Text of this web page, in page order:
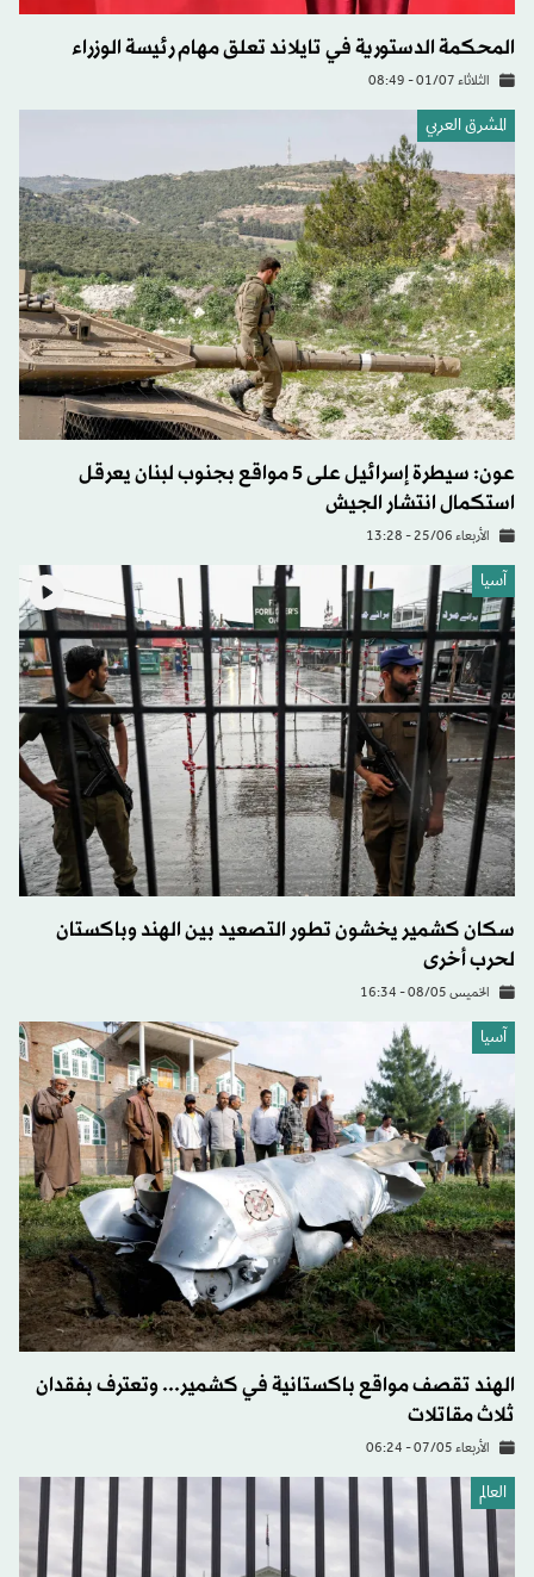
المحكمة الدستورية في تايلاند تعلق مهام رئيسة الوزراء
الثلاثاء 01/07 - 08:49
المشرق العربي
عون: سيطرة إسرائيل على 5 مواقع بجنوب لبنان يعرقل
استكمال انتشار الجيش
الأربعاء 25/06 - 13:28
آسيا
سكان كشمير يخشون تطور التصعيد بين الهند وباكستان
لحرب أخرى
الخميس 08/05 - 16:34
آسيا
الهند تقصف مواقع باكستانية في كشمير... وتعترف بفقدان
ثلاث مقاتلات
الأربعاء 07/05 - 06:24
العالم